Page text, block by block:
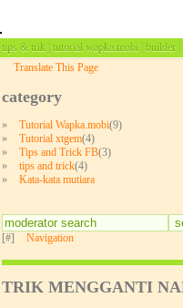
tips & trik | tutorial wapka.mobi | builder
Translate This Page
category
» Tutorial Wapka.mobi(9)
»
Tutorial xtgem(4)
»
Tips and Trick FB(3)
»
tips and trick(4)
»
Kata-kata mutiara
[#] Navigation
TRIK MENGGANTI